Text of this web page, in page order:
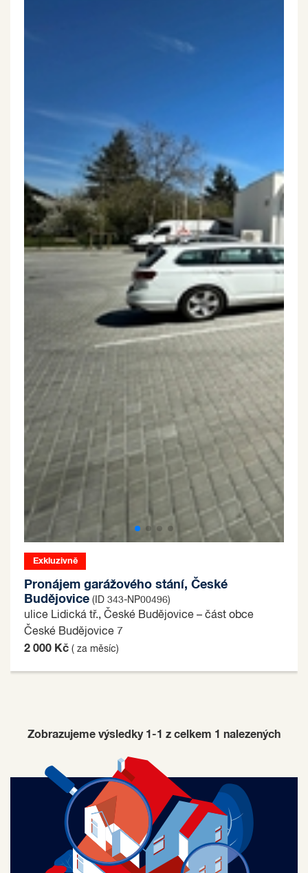
Exkluzivně
Pronájem garážového stání, České
Budějovice (ID 343-NP00496)
ulice Lidická tř., České Budějovice – část obce
České Budějovice 7
2 000 Kč ( za měsíc)
Zobrazujeme výsledky 1-1 z celkem 1 nalezených